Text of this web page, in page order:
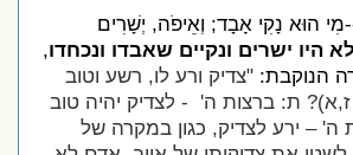
הוּא נָקִי אָבָד; וְאֵיפֹה, יְשָׁרִים
ישרים ונקיים שאבדו ונכחדו,
הנוקבת:"צדיק ורע לו, רשע וטוב
ת: ברצות ה'
- לצדיק יהיה טוב
ה' – ירע לצדיק, כגון במקרה של